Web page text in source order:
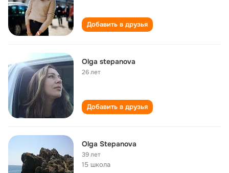
Добавить в друзья
Olga stepanova
26 лет
Добавить в друзья
Olga Stepanova
39 лет
15 школа